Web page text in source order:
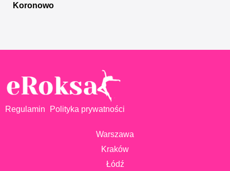
Koronowo
Regulamin Polityka prywatności
Warszawa
Kraków
Łódź